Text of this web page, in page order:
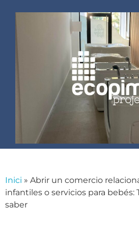
Inici » Abrir un comercio
infantiles o servicios para bebés:
saber